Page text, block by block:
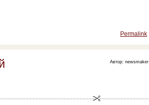
Permalink
Автор: newsmaker